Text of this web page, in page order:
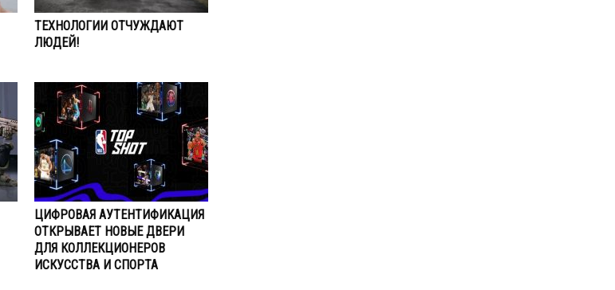
ТЕХНОЛОГИИ ОТЧУЖДАЮТ
ЛЮДЕЙ!
ЦИФРОВАЯ АУТЕНТИФИКАЦИЯ
ОТКРЫВАЕТ НОВЫЕ ДВЕРИ
ДЛЯ КОЛЛЕКЦИОНЕРОВ
ИСКУССТВА И СПОРТА